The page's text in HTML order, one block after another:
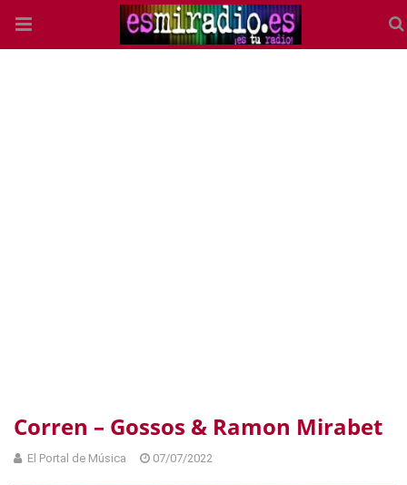
Corren – Gossos & Ramon Mirabet
El Portal de Música 07/07/2022